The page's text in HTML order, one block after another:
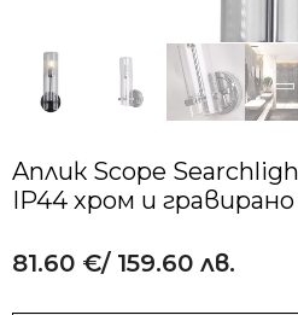
Aплик Scope
IP44 хром и
81.60 €/ 159.60 лв.